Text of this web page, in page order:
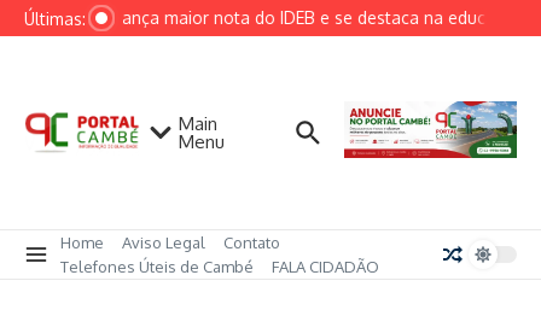
Ir para o conteúdo
Últimas:
Cambé alcança maior nota do IDEB e se destaca na educação
Main
Menu
Home Aviso Legal
Contato
Telefones Úteis de Cambé
FALA CIDADÃO